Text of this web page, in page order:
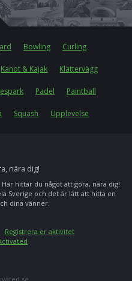
Bowling Curling
Kanot & Kajak Klättervägg
Padel Paintball
Squash Upplevelse
nära dig!
hittar du något att göra, nära dig!
Sverige och det är lätt att hitta en
dina vänner.
Registrera er aktivitet